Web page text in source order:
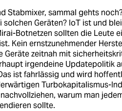
Stabmixer, sammal gehts
solchen Geräten? IoT ist und
Botnetzen sollten die Leute
Kein ernstzunehmender
Geräte zeitnah mit
irgendeine Updatepolitik
ist fahrlässig und wird
Turbokapitalismus-
warum man
sollte.